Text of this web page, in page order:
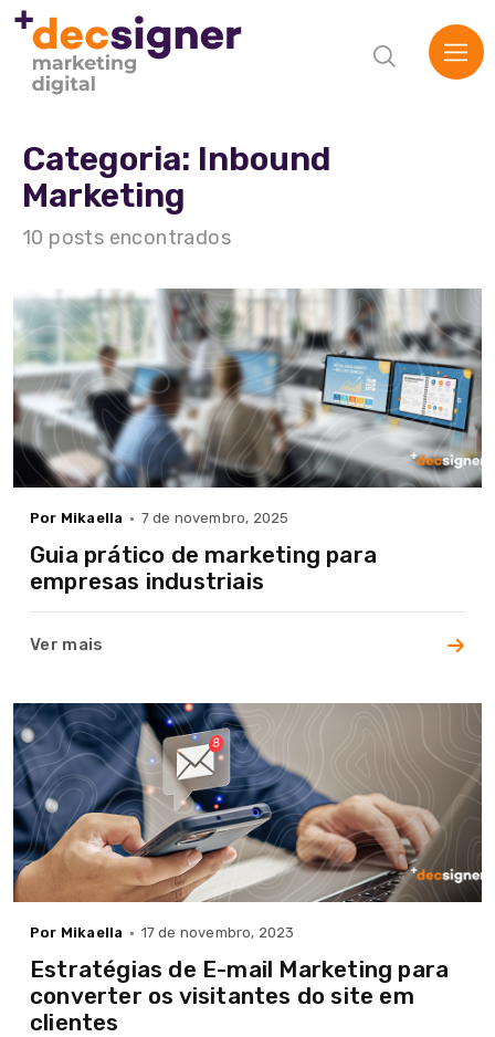
Categoria: Inbound
Marketing
10 posts encontrados
Por Mikaella 7 de novembro, 2025
Guia prático de marketing para
empresas industriais
Ver mais
Por Mikaella 17 de novembro, 2023
Estratégias de E-mail Marketing para
converter os visitantes do site em
clientes